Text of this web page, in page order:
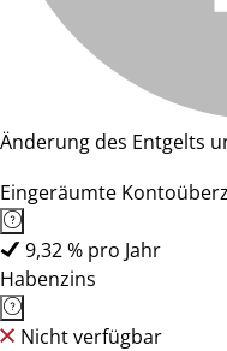
Änderung des Entgelts
Eingeräumte
9,32 % pro Jahr
Habenzins
Nicht verfügbar